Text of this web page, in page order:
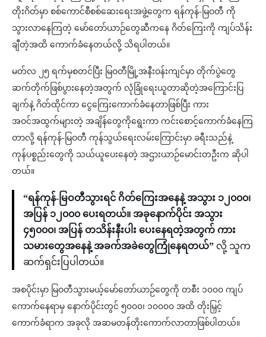
တိုးဂိတ်မှာ စစ်ကောင်စီစစ်ဆေးရေးအဖွဲ့တွေက ရန်ကုန်-မြဝတီ ကို
သွားလာနေကြတဲ့ မော်တော်ယာဉ်တွေဆီကနေ ဂိတ်ကြေးကို ကျပ်သိန်း
ချီတဲ့အထိ ကောက်ခံနေတယ်လို့ သိရပါတယ်။
မတ်လ ၂၅ ရက်မှစတင်ပြီး မြဝတီမြို့အနီးဝန်းကျင်မှာ တိုက်ပွဲတွေ
ဆက်တိုက်ဖြစ်ပွားနေတဲ့အတွက် လုံခြုံရေးယူတာဆိုတဲ့အကြောင်းပြ
ချက်နဲ့ ဂိတ်ထိုင်ကာ ငွေကြေးကောက်ခံနေတာဖြစ်ပြီး ကား
အဝင်အထွက်များတဲ့ အချိန်တွေကိုရွေးကာ ကင်းစောင့်ကောက်ခံနေကြ
တာလို့ ရန်ကုန်-မြဝတီ ကုန်သွယ်ရေးလမ်းကြောင်းမှာ ခရီးသည်နဲ့
ကုန်ပစ္စည်းတွေကို သယ်ယူပေးနေတဲ့ အဌားယာဉ်မောင်းတဦးက ဆိုပါ
တယ်။
“ရန်ကုန်-မြဝတီသွားရင် ဂိတ်ကြေးအနေနဲ့ အသွား ၁၂၀၀၀၊
အပြန် ၁၂၀၀၀ ပေးရတယ်။ အခုနောက်ပိုင်း အသွား
၄၅၀၀၀၊ အပြန် တသိန်းနီးပါး ပေးနေရတဲ့အတွက် ကား
သမားတွေအနေနဲ့ အခက်အခဲတွေကြုံနေရတယ်” လို့ သူက
ဆက်ရှင်းပြပါတယ်။
အစပိုင်းမှာ မြဝတီသွားမယ့်မော်တော်ယာဉ်တွေကို တစီး ၁၀၀၀ ကျပ်
ကောက်နေရာမှ နောက်ပိုင်းတွင် ၅၀၀၀၊ ၁၀၀၀၀ အထိ တိုးမြှင့်
ကောက်ခံရာက အခုလို အဆမတန်တိုးကောက်လာတာဖြစ်ပါတယ်။